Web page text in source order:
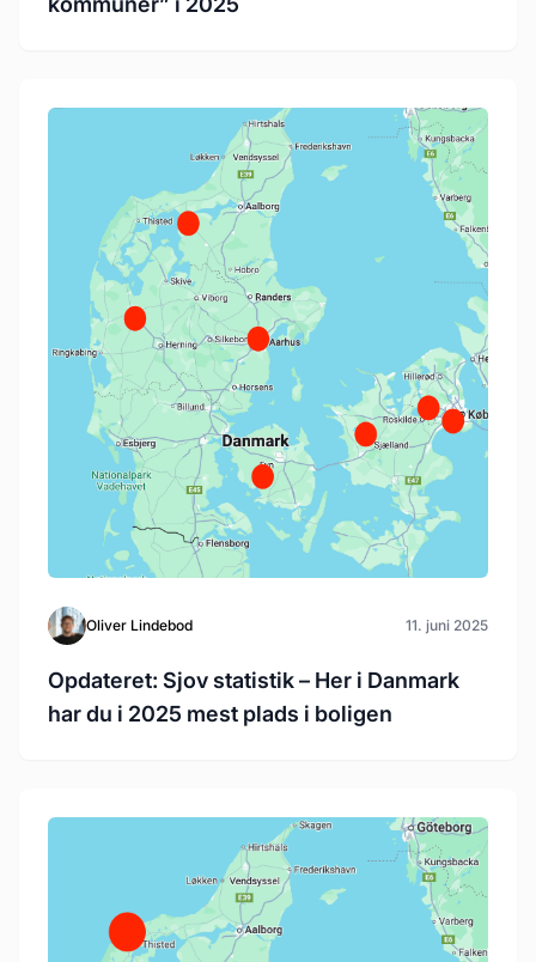
Oliver Lindebod 11. juni 2025
Opdateret: Sjov statistik – Her i Danmark
har du i 2025 mest plads i boligen